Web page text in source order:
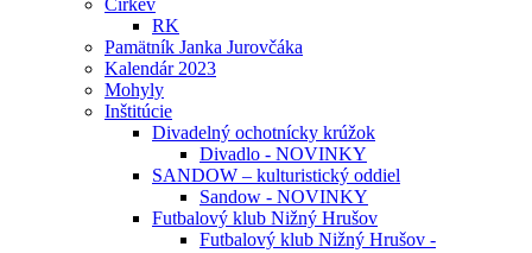
Cirkev
RK
Pamätník Janka Jurovčáka
Kalendár 2023
Mohyly
Inštitúcie
Divadelný ochotnícky krúžok
Divadlo - NOVINKY
SANDOW – kulturistický oddiel
Sandow - NOVINKY
Futbalový klub Nižný Hrušov
Futbalový klub Nižný Hrušov -